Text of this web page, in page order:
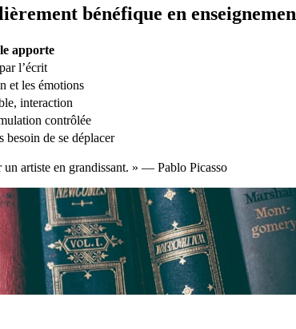
bénéfique en
apporte
l’écrit
et les émotions
interaction
contrôlée
de se déplacer
un artiste en grandissant. » — Pablo Picasso